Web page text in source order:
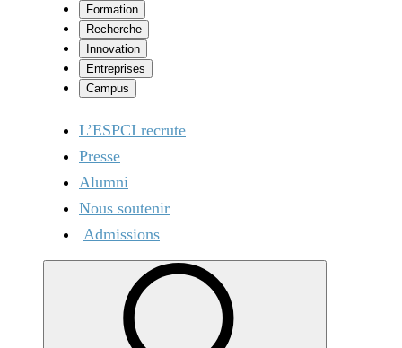
Formation
Recherche
Innovation
Entreprises
Campus
L’ESPCI recrute
Presse
Alumni
Nous soutenir
Admissions